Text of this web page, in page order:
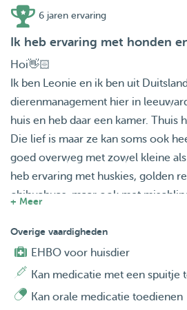
6 jaren ervaring
Ik heb ervaring met honden
Hoi👋🏻
Ik ben Leonie en ik ben uit
dierenmanagement hier in
huis en heb daar een kamer. Thuis
Die lief is maar ze kan soms ook
goed overweg met zowel kleine
heb ervaring met huskies, golden
chihuahuas, maar ook met
van het gezelschap van honden en
dieren zijn en hoe gevoelig ze
Over mij: ik ben steeds heel
+ Meer
Overige vaardigheden
EHBO voor huisdier
Kan medicatie met een spuitje
Kan orale medicatie toedienen